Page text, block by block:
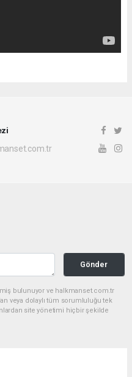
Gönder
bulunuyor ve halkmanset.com.tr
veya dolaylı tüm sorumluluğu tek
site yönetimi hiçbir şekilde